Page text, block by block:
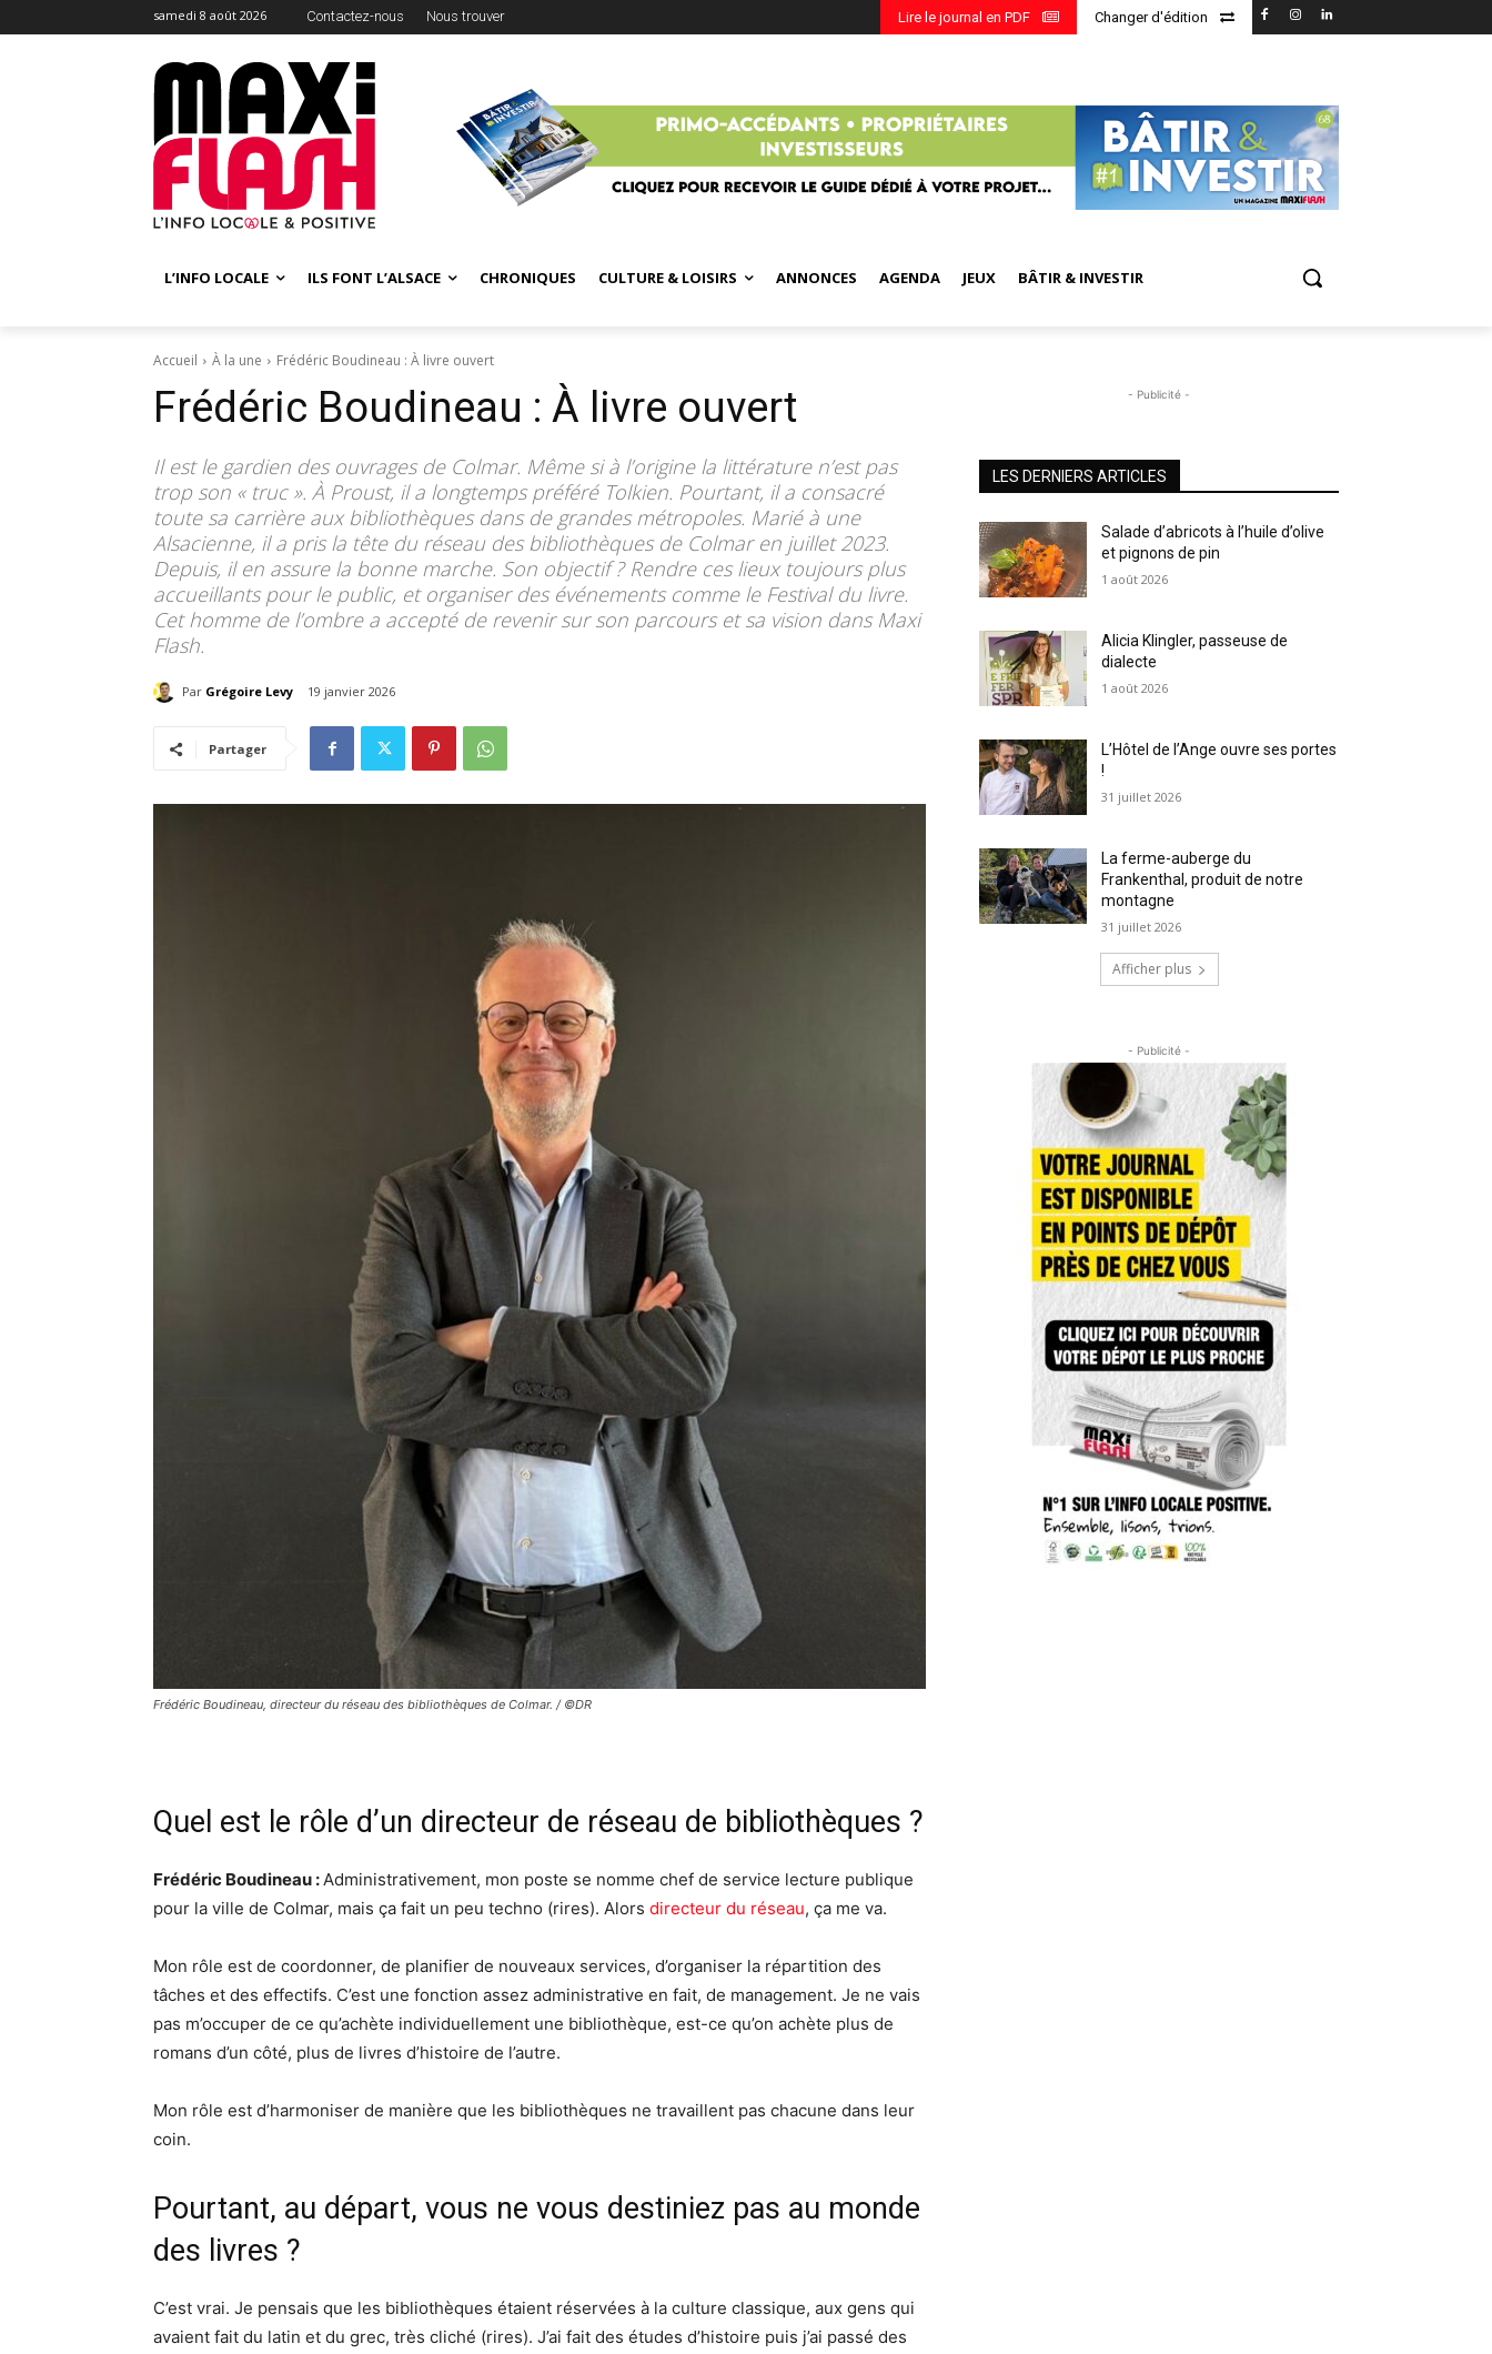
samedi 8 août 2026 Contactez-nous Nous trouver Changer d'édition
Lire le journal en PDF
L’INFO LOCALE ILS FONT L’ALSACE CHRONIQUES CULTURE & LOISIRS ANNONCES AGENDA JEUX BÂTIR & INVESTIR
Accueil À la une Frédéric Boudineau : À livre ouvert
Frédéric Boudineau : À livre ouvert
Il est le gardien des ouvrages de Colmar. Même si à l’origine la littérature n’est pas
trop son « truc ». À Proust, il a longtemps préféré Tolkien. Pourtant, il a consacré
toute sa carrière aux bibliothèques dans de grandes métropoles. Marié à une
Alsacienne, il a pris la tête du réseau des bibliothèques de Colmar en juillet 2023.
Depuis, il en assure la bonne marche. Son objectif ? Rendre ces lieux toujours plus
accueillants pour le public, et organiser des événements comme le Festival du livre.
Cet homme de l’ombre a accepté de revenir sur son parcours et sa vision dans Maxi
Flash.
Par Grégoire Levy 19 janvier 2026
Partager
Frédéric Boudineau, directeur du réseau des bibliothèques de Colmar. / ©DR
Quel est le rôle d’un directeur de réseau de bibliothèques ?
Frédéric Boudineau :Administrativement, mon poste se nomme chef de service lecture publique
pour la ville de Colmar, mais ça fait un peu techno (rires). Alors directeur du réseau, ça me va.
Mon rôle est de coordonner, de planifier de nouveaux services, d’organiser la répartition des
tâches et des effectifs. C’est une fonction assez administrative en fait, de management. Je ne vais
pas m’occuper de ce qu’achète individuellement une bibliothèque, est-ce qu’on achète plus de
romans d’un côté, plus de livres d’histoire de l’autre.
Mon rôle est d’harmoniser de manière que les bibliothèques ne travaillent pas chacune dans leur
coin.
Pourtant, au départ, vous ne vous destiniez pas au monde
des livres ?
C’est vrai. Je pensais que les bibliothèques étaient réservées à la culture classique, aux gens qui
avaient fait du latin et du grec, très cliché (rires). J’ai fait des études d’histoire puis j’ai passé des
- Publicité -
LES DERNIERS ARTICLES
Salade d’abricots à l’huile d’olive
et pignons de pin
1 août 2026
Alicia Klingler, passeuse de
dialecte
1 août 2026
L’Hôtel de l’Ange ouvre ses portes
!
31 juillet 2026
La ferme-auberge du
Frankenthal, produit de notre
montagne
31 juillet 2026
Afficher plus
- Publicité -